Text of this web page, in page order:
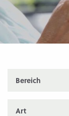
Bereich
Art